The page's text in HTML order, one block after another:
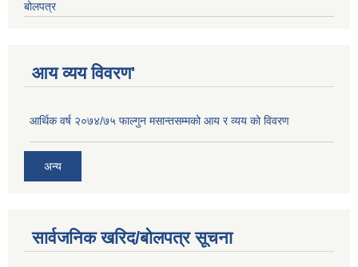
बोलपत्र
आय व्यय विवरण'
आर्थिक वर्ष २०७४/७५ फाल्गुन मसान्तसम्मको आय र व्यय को विवरण
अन्य
सार्वजनिक खरिद/बोलपत्र सूचना